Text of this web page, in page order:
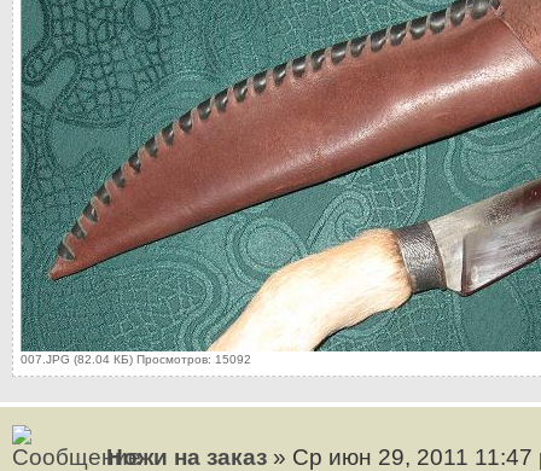
007.JPG (82.04 КБ) Просмотров: 15092
Ножи на заказ » Ср июн 29, 2011 11:47